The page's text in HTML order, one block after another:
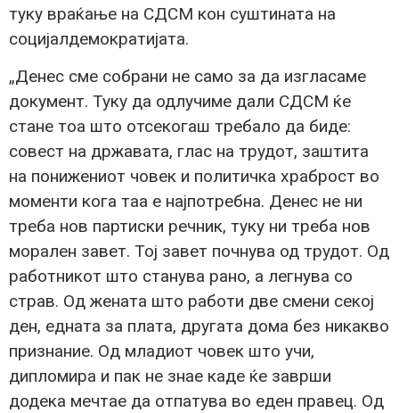
туку враќање на СДСМ кон суштината на
социјалдемократијата.
„Денес сме собрани не само за да изгласаме
документ. Туку да одлучиме дали СДСМ ќе
стане тоа што отсекогаш требало да биде:
совест на државата, глас на трудот, заштита
на понижениот човек и политичка храброст во
моменти кога таа е најпотребна. Денес не ни
треба нов партиски речник, туку ни треба нов
морален завет. Тој завет почнува од трудот. Од
работникот што станува рано, а легнува со
страв. Од жената што работи две смени секој
ден, едната за плата, другата дома без никакво
признание. Од младиот човек што учи,
дипломира и пак не знае каде ќе заврши
додека мечтае да отпатува во еден правец. Од